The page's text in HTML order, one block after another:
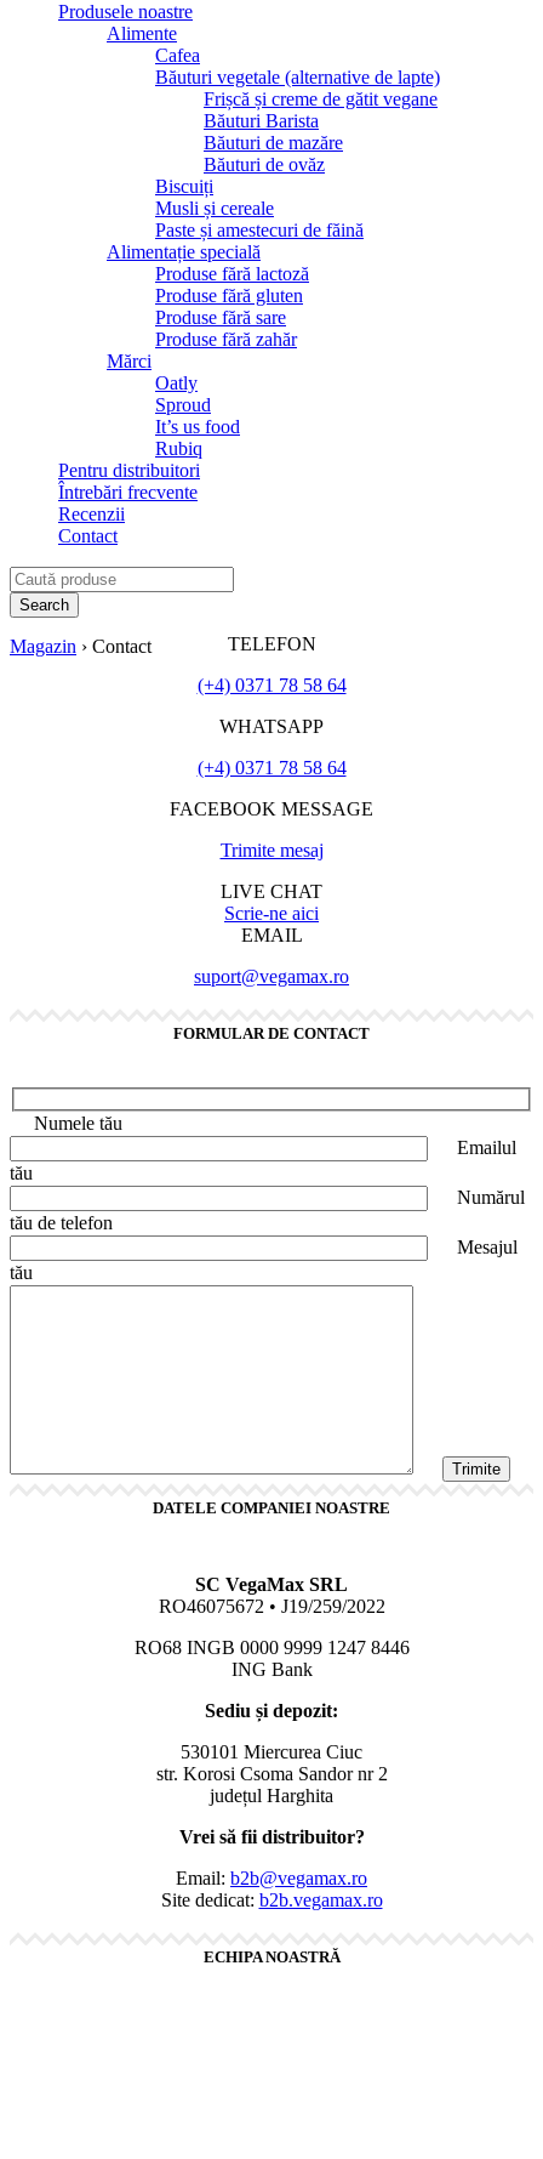
Produsele noastre
Alimente
Cafea
Băuturi vegetale (alternative de lapte)
Frișcă și creme de gătit vegane
Băuturi Barista
Băuturi de mazăre
Băuturi de ovăz
Biscuiți
Musli și cereale
Paste și amestecuri de făină
Alimentație specială
Produse fără lactoză
Produse fără gluten
Produse fără sare
Produse fără zahăr
Mărci
Oatly
Sproud
It’s us food
Rubiq
Pentru distribuitori
Întrebări frecvente
Recenzii
Contact
Magazin › Contact
TELEFON
(+4) 0371 78 58 64
WHATSAPP
(+4) 0371 78 58 64
FACEBOOK MESSAGE
Trimite mesaj
LIVE CHAT
Scrie-ne aici
EMAIL
suport@vegamax.ro
FORMULAR DE CONTACT
Numele tău
Emailul
tău
Numărul
tău de telefon
Mesajul
tău
DATELE COMPANIEI NOASTRE
SC VegaMax SRL
RO46075672 • J19/259/2022
RO68 INGB 0000 9999 1247 8446
ING Bank
Sediu și depozit:
530101 Miercurea Ciuc
str. Korosi Csoma Sandor nr 2
județul Harghita
Vrei să fii distribuitor?
Email: b2b@vegamax.ro
Site dedicat: b2b.vegamax.ro
ECHIPA NOASTRĂ